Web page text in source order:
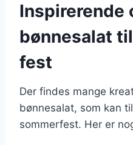
Inspirerende
bønnesalat
fest
Der findes mange
bønnesalat, som kan
sommerfest. Her er